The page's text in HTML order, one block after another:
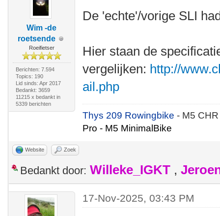
Wim -de
roetsende
Roeifietser
Berichten: 7.594
Topics: 190
Lid sinds: Apr 2017
Bedankt: 3659
11215 x bedankt in
5339 berichten
De 'echte'/vorige SLI
Hier staan de
vergelijken: http://
ail.php
Thys 209 Rowingbike- M5
Pro - M5 MinimalBike
Website Zoek
Bedankt door: Willeke_IGKT ,
17-Nov-2025, 03:43 PM